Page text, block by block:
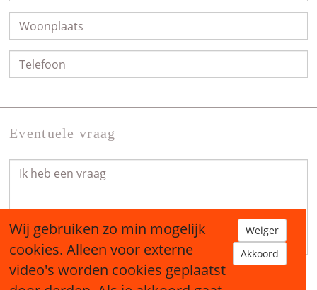
Eventuele vraag
Wij gebruiken zo min mogelijk
cookies. Alleen voor externe
video's worden cookies geplaatst
Weiger
Akkoord